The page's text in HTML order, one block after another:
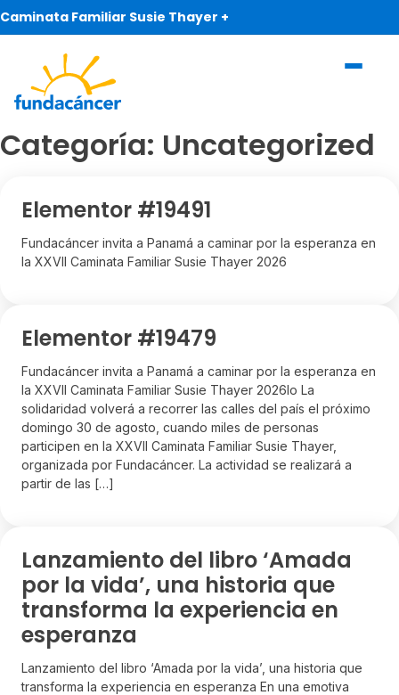
Caminata Familiar Susie Thayer +
Categoría: Uncategorized
Elementor #19491
Fundacáncer invita a Panamá a caminar por la esperanza en
la XXVII Caminata Familiar Susie Thayer 2026
Elementor #19479
Fundacáncer invita a Panamá a caminar por la esperanza en
la XXVII Caminata Familiar Susie Thayer 2026lo La
solidaridad volverá a recorrer las calles del país el próximo
domingo 30 de agosto, cuando miles de personas
participen en la XXVII Caminata Familiar Susie Thayer,
organizada por Fundacáncer. La actividad se realizará a
partir de las […]
Lanzamiento del libro ‘Amada
por la vida’, una historia que
transforma la experiencia en
esperanza
Lanzamiento del libro ‘Amada por la vida’, una historia que
transforma la experiencia en esperanza En una emotiva